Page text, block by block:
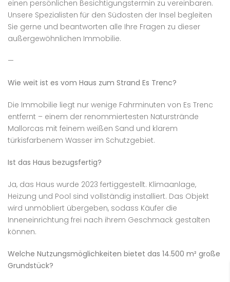
einen persönlichen Besichtigungstermin zu vereinbaren.
Unsere Spezialisten für den Südosten der Insel begleiten
Sie gerne und beantworten alle Ihre Fragen zu dieser
außergewöhnlichen Immobilie.
—
Wie weit ist es vom Haus zum Strand Es Trenc?
Die Immobilie liegt nur wenige Fahrminuten von Es Trenc
entfernt – einem der renommiertesten Naturstrände
Mallorcas mit feinem weißen Sand und klarem
türkisfarbenem Wasser im Schutzgebiet.
Ist das Haus bezugsfertig?
Ja, das Haus wurde 2023 fertiggestellt. Klimaanlage,
Heizung und Pool sind vollständig installiert. Das Objekt
wird unmöbliert übergeben, sodass Käufer die
Inneneinrichtung frei nach ihrem Geschmack gestalten
können.
Welche Nutzungsmöglichkeiten bietet das 14.500 m² große
Grundstück?